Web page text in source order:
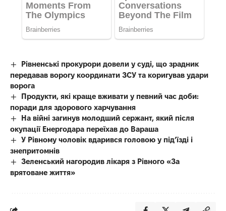
Рівненські прокурори довели у суді, що зрадник
передавав ворогу координати ЗСУ та коригував удари
ворога
Продукти, які краще вживати у певний час доби:
поради для здорового харчування
На війні загинув молодший сержант, який після
окупації Енергодара переїхав до Вараша
У Рівному чоловік вдарився головою у під’їзді і
знепритомнів
Зеленський нагородив лікаря з Рівного «За
врятоване життя»